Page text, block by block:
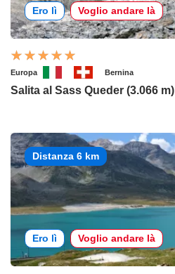
Ero lì Voglio andare là
Europa Bernina
Salita al Sass Queder (3.066 m)
Distanza 6 km
Ero lì Voglio andare là